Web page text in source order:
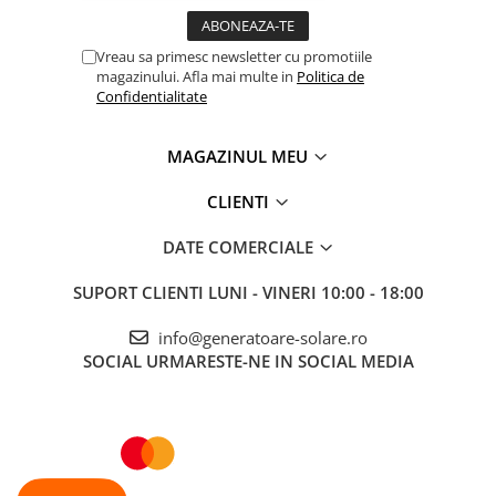
TermometreVreau sa primesc newsletter cu promotiile
magazinului. Afla mai multe in Politica de
Confidentialitate
MAGAZINUL MEU
CLIENTI
DATE COMERCIALE
SUPORT CLIENTI LUNI - VINERI 10:00 - 18:00
info@generatoare-solare.ro
SOCIAL URMARESTE-NE IN SOCIAL MEDIA